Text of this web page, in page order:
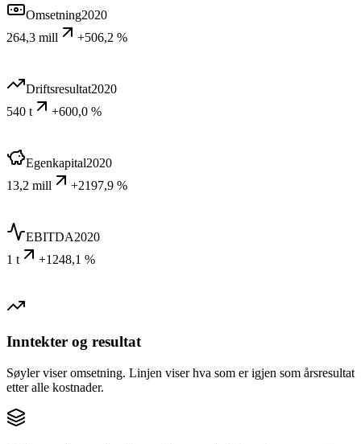
Omsetning2020
264,3 mill
+506,2 %
Driftsresultat2020
540 t
+600,0 %
Egenkapital2020
13,2 mill
+2197,9 %
EBITDA2020
1 t
+1248,1 %
Inntekter og resultat
Søyler viser omsetning. Linjen viser hva som er igjen som årsresultat
etter alle kostnader.